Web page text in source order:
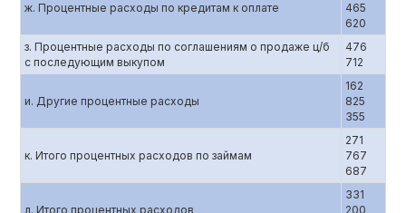
ж. Процентные расходы по кредитам к оплате
465
620
з. Процентные расходы по соглашениям о продаже ц/б
с последующим выкупом
476
712
и. Другие процентные расходы
162
825
355
к. Итого процентных расходов по займам
271
767
687
л. Итого процентных расходов
331
200